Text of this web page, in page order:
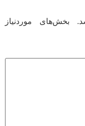
بخش‌های موردنیاز